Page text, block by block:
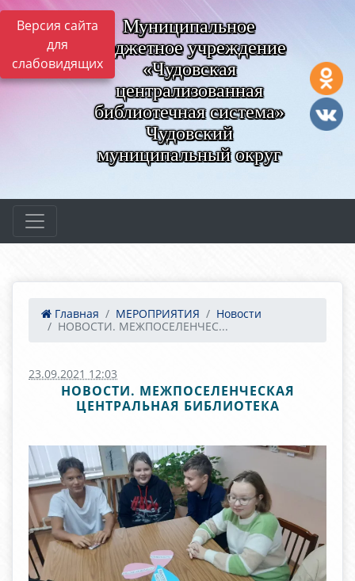
Версия сайта
для
слабовидящих
Муниципальное
бюджетное учреждение
«Чудовская
централизованная
библиотечная система»
Чудовский
муниципальный округ
Главная МЕРОПРИЯТИЯ
Новости
НОВОСТИ. МЕЖПОСЕЛЕНЧЕС...
23.09.2021 12:03
НОВОСТИ. МЕЖПОСЕЛЕНЧЕСКАЯ
ЦЕНТРАЛЬНАЯ БИБЛИОТЕКА